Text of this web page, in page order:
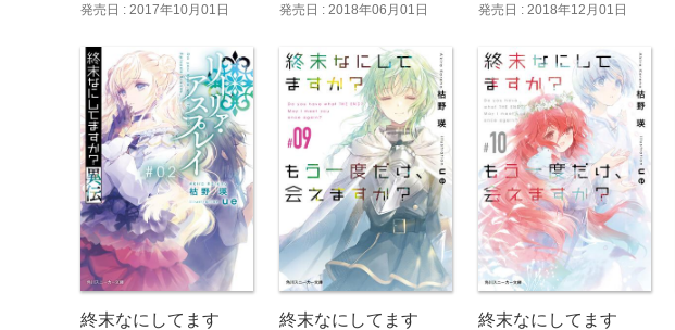
発売日 : 2017年10月01日 発売日 : 2018年06月01日 発売日 : 2018年12月01日
終末なにしてます 終末なにしてます 終末なにしてます